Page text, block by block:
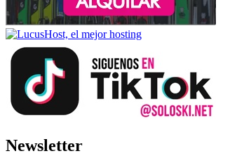
Newsletter